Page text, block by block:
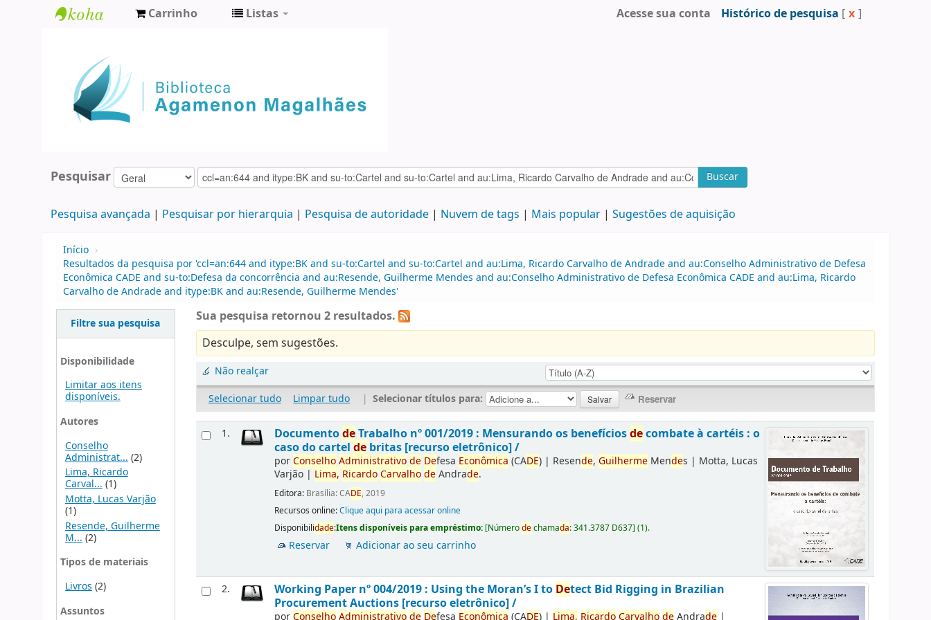
Agamenon
Magalhães
Carrinho Listas Acesse sua conta Histórico de pesquisa [ x ]
Pesquisar Buscar
Pesquisa avançada Pesquisar por hierarquia Pesquisa de autoridade Nuvem de tags Mais popular Sugestões de aquisição
Início ›
Resultados da pesquisa por 'ccl=an:644 and itype:BK and su-to:Cartel and su-to:Cartel and au:Lima, Ricardo Carvalho de Andrade and au:Conselho Administrativo de Defesa
Econômica CADE and su-to:Defesa da concorrência and au:Resende, Guilherme Mendes and au:Conselho Administrativo de Defesa Econômica CADE and au:Lima, Ricardo
Carvalho de Andrade and itype:BK and au:Resende, Guilherme Mendes'
Filtre sua pesquisa
Disponibilidade
Limitar aos itens
disponíveis.
Autores
Conselho
Administrat... (2)
Lima, Ricardo
Carval...(1)
Motta, Lucas Varjão
(1)
Resende, Guilherme
M... (2)
Tipos de materiais
Livros (2)
Assuntos
Sua pesquisa retornou 2 resultados.
Desculpe, sem sugestões.
Não realçar
Selecionar tudo
Limpar tudo | Selecionar títulos para:
1. DocumentodeTrabalho nº 001/2019 : Mensurando os benefíciosdecombate à cartéis : o
caso do cartelde britas [recurso eletrônico] /
porConselhoAdministrativode Defesa Econômica (CADE) | Resende,Guilherme Mendes | Motta, Lucas
Varjão | Lima, RicardoCarvalhodeAndrade.
Editora: Brasília: CADE, 2019
Recursos online:Clique aqui para acessar online
Disponibilidade:Itens disponíveis para empréstimo: [Númerodechamada:341.3787 D637](1).
Reservar Adicionar ao seu carrinho
2. Working Paper nº 004/2019 : Using the Moran’s I to Detect Bid Rigging in Brazilian
Procurement Auctions [recurso eletrônico] /